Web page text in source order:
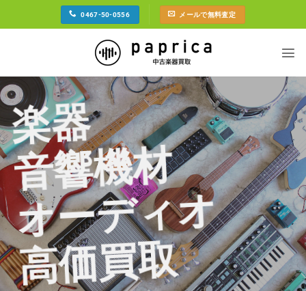
0467-50-0556 メールで無料査定
楽器
音響機材
オーディオ
高価買取